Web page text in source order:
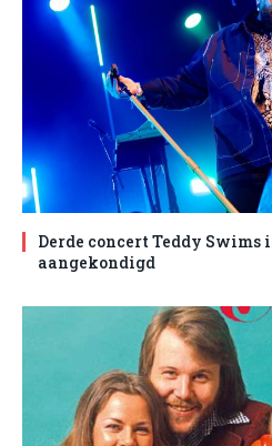
Derde concert Teddy Swims
aangekondigd